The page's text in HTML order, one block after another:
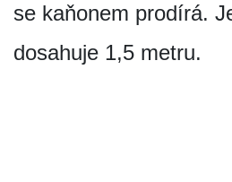
se kaňonem prodírá.
dosahuje 1,5 metru.